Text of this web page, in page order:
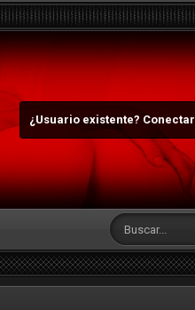
¿Usuario existente? Conectar